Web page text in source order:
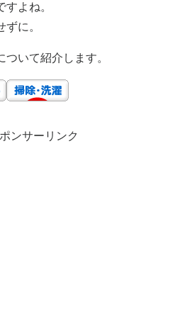
よね。
に。
いて紹介します。
ンサーリンク